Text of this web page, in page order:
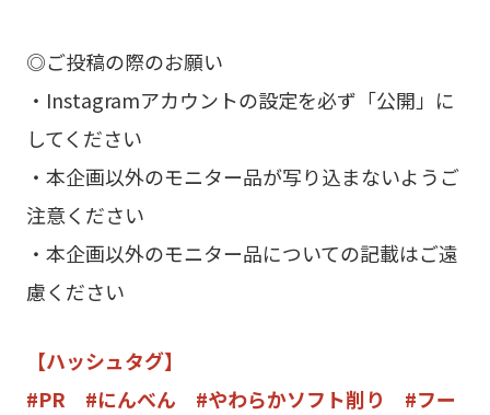
◎ご投稿の際のお願い
・Instagramアカウントの設定を必ず「公開」に
してください
・本企画以外のモニター品が写り込まないようご
注意ください
・本企画以外のモニター品についての記載はご遠
慮ください
【ハッシュタグ】
#PR #にんべん #やわらかソフト削り #フー